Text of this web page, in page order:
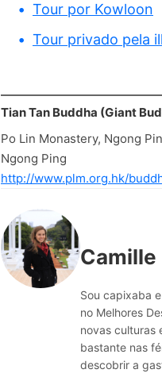
Tour por Kowloon
Tour privado pela
Tian Tan Buddha (Giant
Po Lin Monastery, Ngong
Ngong Ping
http://www.plm.org.hk/
Camille
Sou capixaba
no Melhores
novas culturas
bastante nas
descobrir a